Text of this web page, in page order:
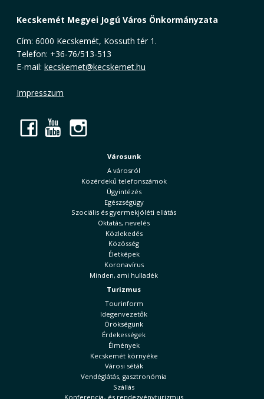
Kecskemét Megyei Jogú Város Önkormányzata
Cím: 6000 Kecskemét, Kossuth tér 1.
Telefon: +36-76/513-513
E-mail: kecskemet@kecskemet.hu
Impresszum
Facebook
YouTube
Városunk
A városról
Közérdekű telefonszámok
Ügyintézés
Egészségügy
Szociális és gyermekjóléti ellátás
Oktatás, nevelés
Közlekedés
Közösség
Életképek
Koronavírus
Minden, ami hulladék
Turizmus
Tourinform
Idegenvezetők
Örökségünk
Érdekességek
Élmények
Kecskemét környéke
Városi séták
Vendéglátás, gasztronómia
Szállás
Konferencia- és rendezvényturizmus